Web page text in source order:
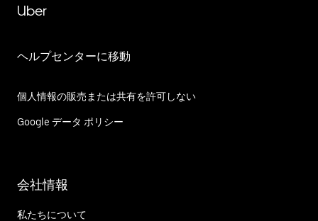
Uber
ヘルプセンターに移動
個人情報の販売または共有を許可しない
Google データ ポリシー
会社情報
私たちについて